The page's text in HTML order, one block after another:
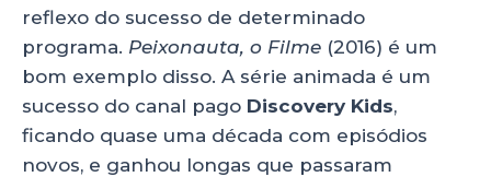
reflexo do sucesso de determinado
programa. Peixonauta, o Filme (2016) é um
bom exemplo disso. A série animada é um
sucesso do canal pago Discovery Kids,
ficando quase uma década com episódios
novos, e ganhou longas que passaram